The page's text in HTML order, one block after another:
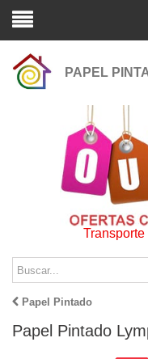
PAPEL
Papel Pintado
Papel Pintado